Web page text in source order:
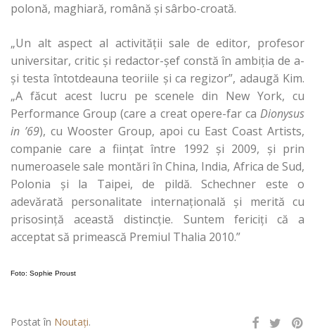
polonă, maghiară, română şi sârbo-croată.
„Un alt aspect al activităţii sale de editor, profesor
universitar, critic şi redactor-şef constă în ambiţia de a-
şi testa întotdeauna teoriile şi ca regizor”, adaugă Kim.
„A făcut acest lucru pe scenele din New York, cu
Performance Group (care a creat opere-far ca Dionysus
in ’69), cu Wooster Group, apoi cu East Coast Artists,
companie care a fiinţat între 1992 şi 2009, şi prin
numeroasele sale montări în China, India, Africa de Sud,
Polonia şi la Taipei, de pildă. Schechner este o
adevărată personalitate internaţională şi merită cu
prisosinţă această distincţie. Suntem fericiţi că a
acceptat să primească Premiul Thalia 2010.”
Foto: Sophie Proust
Postat în Noutați.